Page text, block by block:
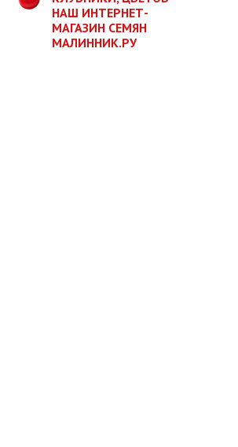
НАШ ИНТЕРНЕТ-
МАГАЗИН СЕМЯН
МАЛИННИК.РУ